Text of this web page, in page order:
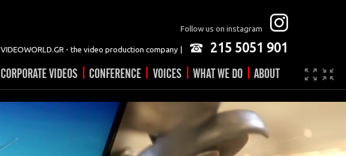
Follow us on instagram
VIDEOWORLD.GR - the video production company | 215 5051 901
CORPORATE VIDEOS | CONFERENCE | VOICES | WHAT WE DO | ABOUT
Company
Video made easy